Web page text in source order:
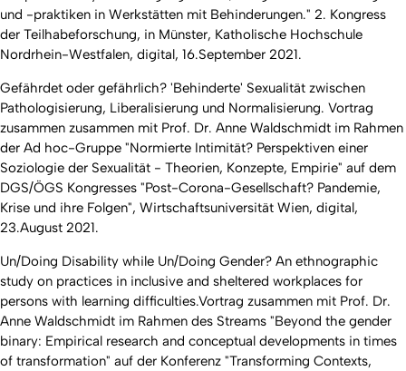
und -praktiken in Werkstätten mit Behinderungen." 2. Kongress
der Teilhabeforschung, in Münster, Katholische Hochschule
Nordrhein-Westfalen, digital, 16.September 2021.
Gefährdet oder gefährlich? 'Behinderte' Sexualität zwischen
Pathologisierung, Liberalisierung und Normalisierung. Vortrag
zusammen zusammen mit Prof. Dr. Anne Waldschmidt im Rahmen
der Ad hoc-Gruppe "Normierte Intimität? Perspektiven einer
Soziologie der Sexualität - Theorien, Konzepte, Empirie" auf dem
DGS/ÖGS Kongresses "Post-Corona-Gesellschaft? Pandemie,
Krise und ihre Folgen", Wirtschaftsuniversität Wien, digital,
23.August 2021.
Un/Doing Disability while Un/Doing Gender? An ethnographic
study on practices in inclusive and sheltered workplaces for
persons with learning difficulties.Vortrag zusammen mit Prof. Dr.
Anne Waldschmidt im Rahmen des Streams "Beyond the gender
binary: Empirical research and conceptual developments in times
of transformation" auf der Konferenz "Transforming Contexts,